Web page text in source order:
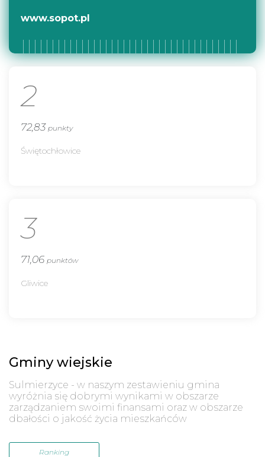
www.sopot.pl
2
72,83 punkty
Świętochłowice
3
71,06 punktów
Gliwice
Gminy wiejskie
Sulmierzyce - w naszym zestawieniu gmina
wyróżnia się dobrymi wynikami w obszarze
zarządzaniem swoimi finansami oraz w obszarze
dbałości o jakość życia mieszkańców
Ranking